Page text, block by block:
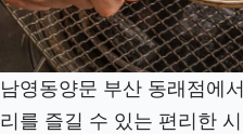
남영동양문 부산 동래점에
리를 즐길 수 있는 편리한